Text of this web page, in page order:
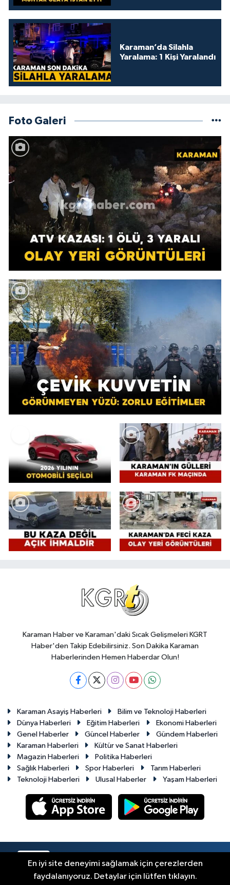
Karaman’da Silahla
Yaralama: 1 Kişi Yaralandı
Foto Galeri
Karaman Haber ve Karaman'daki Sıcak Gelişmeleri KGRT
Haber'den Takip Edebilirsiniz. Son Dakika Karaman
Haberlerinden Hemen Haberdar Olun!
Karaman Asayiş Haberleri
Bilim ve Teknoloji Haberleri
Dünya Haberleri
Eğitim Haberleri
Ekonomi Haberleri
Genel Haberler
Güncel Haberler
Gündem Haberleri
Karaman Haberleri
Kültür ve Sanat Haberleri
Magazin Haberleri
Politika Haberleri
Sağlık Haberleri
Spor Haberleri
Tarım Haberleri
Teknoloji Haberleri
Ulusal Haberler Yaşam Haberleri
En iyi site deneyimi sağlamak için çerezlerden
faydalanıyoruz. Detaylar için lütfen tıklayın.